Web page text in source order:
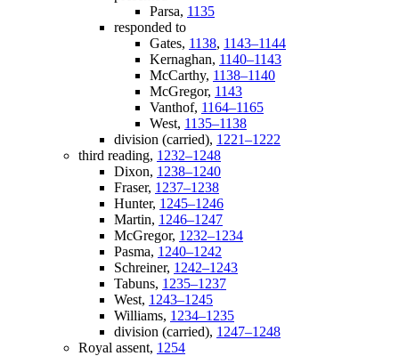
Parsa, 1135
responded to
Gates, 1138, 1143–1144
Kernaghan, 1140–1143
McCarthy, 1138–1140
McGregor, 1143
Vanthof, 1164–1165
West, 1135–1138
division (carried), 1221–1222
third reading, 1232–1248
Dixon, 1238–1240
Fraser, 1237–1238
Hunter, 1245–1246
Martin, 1246–1247
McGregor, 1232–1234
Pasma, 1240–1242
Schreiner, 1242–1243
Tabuns, 1235–1237
West, 1243–1245
Williams, 1234–1235
division (carried), 1247–1248
Royal assent, 1254